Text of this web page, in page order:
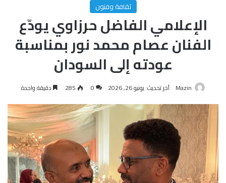
ثقافة وفنون
الإعلامي الفاضل حرزاوي يودّع
الفنان عصام محمد نور بمناسبة
عودته إلى السودان
Mazin آخر تحديث: يونيو 26, 2026 0
285 دقيقة واحدة